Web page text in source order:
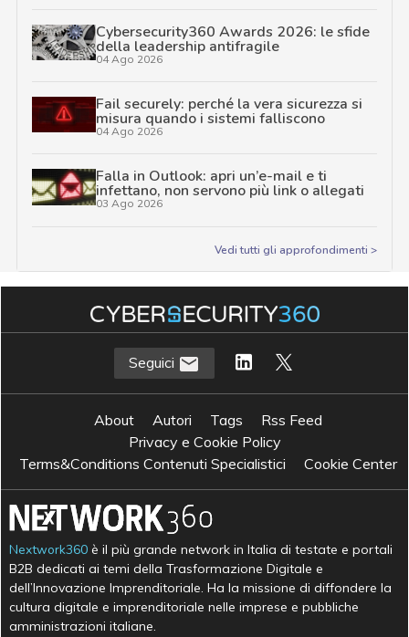
Cybersecurity360 Awards 2026: le sfide
della leadership antifragile
04 Ago 2026
Fail securely: perché la vera sicurezza si
misura quando i sistemi falliscono
04 Ago 2026
Falla in Outlook: apri un’e-mail e ti
infettano, non servono più link o allegati
03 Ago 2026
Vedi tutti gli approfondimenti >
Seguici
About Autori Tags
Rss Feed
Privacy e Cookie Policy
Terms&Conditions Contenuti Specialistici
Cookie Center
Nextwork360 è il più grande network in Italia di testate e portali
B2B dedicati ai temi della Trasformazione Digitale e
dell’Innovazione Imprenditoriale. Ha la missione di diffondere la
cultura digitale e imprenditoriale nelle imprese e pubbliche
amministrazioni italiane.